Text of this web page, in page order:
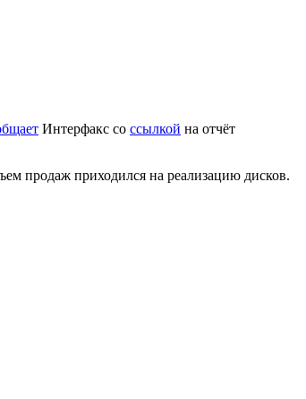
Интерфакс со ссылкой на отчёт
продаж приходился на реализацию дисков.